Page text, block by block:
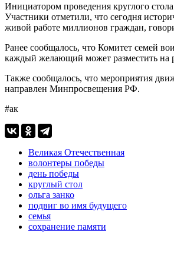
Инициатором проведения круглого
Участники отметили, что сегодня
живой работе миллионов граждан,
Ранее сообщалось, что Комитет семей
каждый желающий может разместить на
Также сообщалось, что мероприятия
направлен Минпросвещения РФ.
#ак
Великая Отечественная
волонтеры победы
день победы
круглый стол
ольга занко
подвиг во имя будущего
семья
сохранение памяти